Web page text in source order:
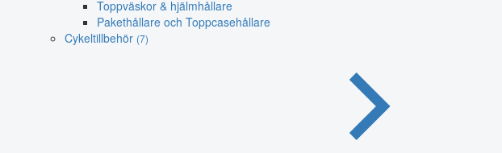
Toppväskor & hjälmhållare
Pakethållare och Toppcasehållare
Cykeltillbehör (7)